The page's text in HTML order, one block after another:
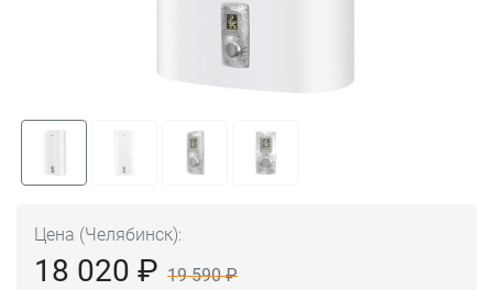
Цена (Челябинск):
18 020 ₽ 19 590 ₽